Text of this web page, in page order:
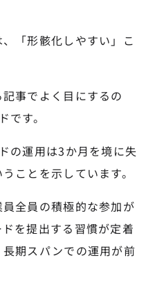
「形骸化しやすい」こ
事でよく目にするの
す。
の運用は3か月を境に失
ことを示しています。
全員の積極的な参加が
を提出する習慣が定着
期スパンでの運用が前